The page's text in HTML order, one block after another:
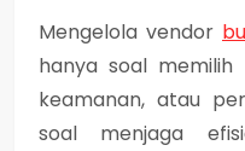
Mengelola vendor
hanya soal memilih
keamanan, atau
soal menjaga